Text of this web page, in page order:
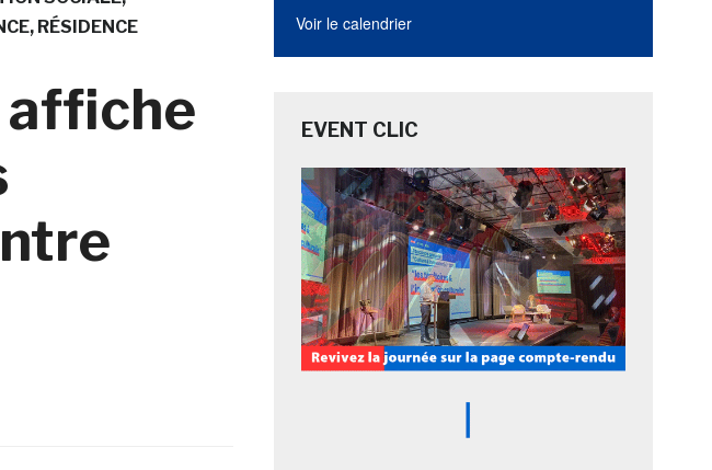
RÉSIDENCE
affiche
Voir le calendrier
EVENT CLIC